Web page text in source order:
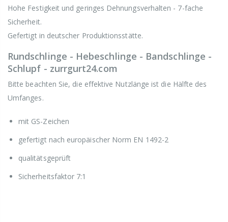
Hohe Festigkeit und geringes Dehnungsverhalten - 7-fache
Sicherheit.
Gefertigt in deutscher Produktionsstätte.
Rundschlinge - Hebeschlinge - Bandschlinge -
Schlupf - zurrgurt24.com
Bitte beachten Sie, die effektive Nutzlänge ist die Hälfte des
Umfanges.
mit GS-Zeichen
gefertigt nach europäischer Norm EN 1492-2
qualitätsgeprüft
Sicherheitsfaktor 7:1